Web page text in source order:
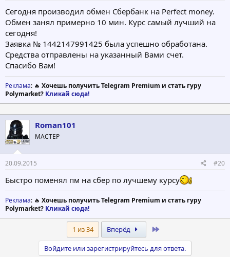
Сегодня производил обмен Сбербанк на Perfect money.
Обмен занял примерно 10 мин. Курс самый лучший на
сегодня!
Заявка № 1442147991425 была успешно обработана.
Средства отправлены на указанный Вами счет.
Спасибо Вам!
Реклама: 🔥 Хочешь получить Telegram Premium и стать гуру
Polymarket? Кликай сюда!
Roman101
МАСТЕР
20.09.2015 #20
Быстро поменял пм на сбер по лучшему курсу
Реклама: 🔥 Хочешь получить Telegram Premium и стать гуру
Polymarket? Кликай сюда!
1 из 34 Вперёд
Войдите или зарегистрируйтесь для ответа.